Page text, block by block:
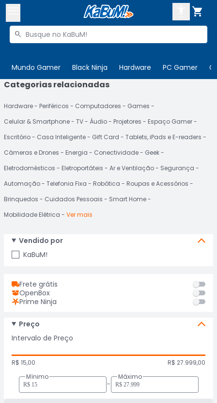

Buscar produtos

Mundo Gamer Black Ninja Hardware PC Gamer
Olá. Acesse sua conta
 Departamentos
Cupons
Mais Vendidos
ENTRE
CADASTRE-SE
Categorias relacionadas
Hardware Periféricos Computadores
Games
Celular & Smartphone
TV Áudio Projetores
Espaço Gamer
Escritório
Casa Inteligente Gift Card
Tablets, iPads e E-readers
Câmeras e Drones
Energia Conectividade
Geek
Eletrodomésticos
Eletroportáteis Ar e Ventilação
Segurança
Automação
Telefonia Fixa Robótica
Roupas e Acessórios
Brinquedos
Cuidados Pessoais
Smart Home
Mobilidade Elétrica
Ver mais
Vendido por
KaBuM!
Frete grátis
OpenBox
Prime Ninja
Preço
Intervalo de Preço
R$ 15,00
R$ 27.999,00
Mínimo
-
Máximo